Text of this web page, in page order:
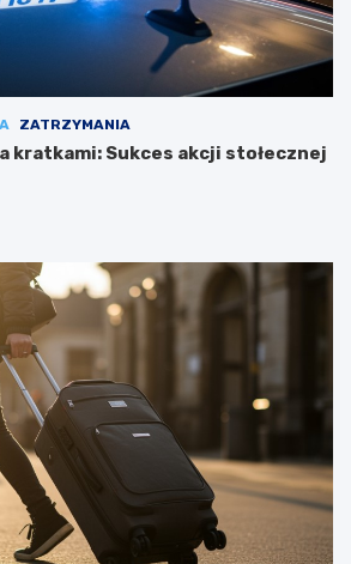
ZATRZYMANIA
kratkami: Sukces akcji stołecznej